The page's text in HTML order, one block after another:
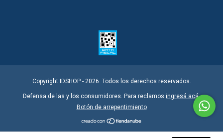
Copyright IDSHOP - 2026. Todos los derechos reservados.
Defensa de las y los consumidores. Para reclamos ingresá acá.
Botón de arrepentimiento